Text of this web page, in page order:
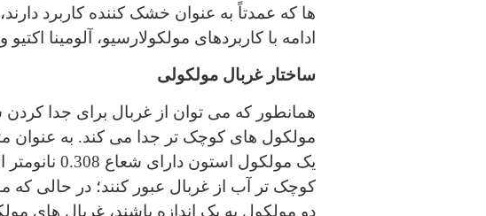
ها که عمدتاً به عنوان خشک کننده کاربرد
ادامه با کاربردهای مولکولارسیو، آلومینا
ساختار غربال مولکولی
همانطور که می توان از غربال برای جدا کردن
یک
کوچک تر آب از غربال عبور کنند؛ در حالی
دو مولکول به یک اندازه باشند، غربال های